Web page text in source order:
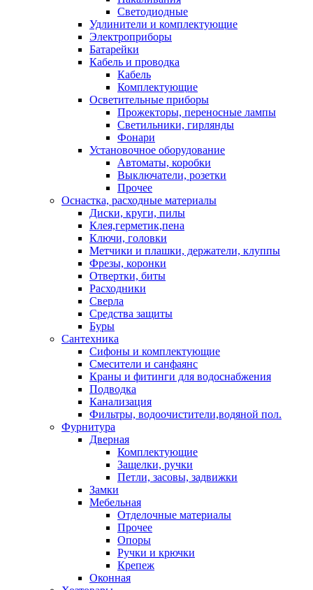
Светодиодные
Удлинители и комплектующие
Электроприборы
Батарейки
Кабель и проводка
Кабель
Комплектующие
Осветительные приборы
Прожекторы, переносные лампы
Светильники, гирлянды
Фонари
Установочное оборудование
Автоматы, коробки
Выключатели, розетки
Прочее
Оснастка, расходные материалы
Диски, круги, пилы
Клея,герметик,пена
Ключи, головки
Метчики и плашки, держатели, клуппы
Фрезы, коронки
Отвертки, биты
Расходники
Сверла
Средства защиты
Буры
Сантехника
Сифоны и комплектующие
Смесители и санфаянс
Краны и фитинги для водоснабжения
Подводка
Канализация
Фильтры, водоочистители,водяной пол.
Фурнитура
Дверная
Комплектующие
Защелки, ручки
Петли, засовы, задвижки
Замки
Мебельная
Отделочные материалы
Прочее
Опоры
Ручки и крючки
Крепеж
Оконная